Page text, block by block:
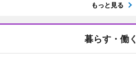
もっと見る
暮らす・働く